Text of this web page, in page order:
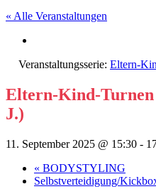
« Alle Veranstaltungen
Veranstaltungsserie: Eltern-
Eltern-Kind-
J.)
11. September 2025 @ 15:30 -
« BODYSTYLING
Selbstverteidigung/